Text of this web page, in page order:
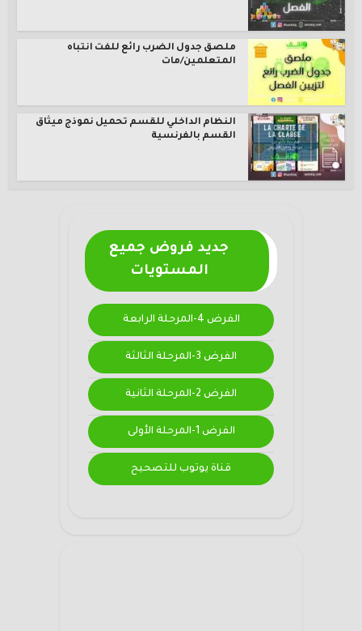
ملصق جدول الضرب رائع للفت انتباه
المتعلمين/مات
النظام الداخلي للقسم تحميل نموذج ميثاق
القسم بالفرنسية
جديد فروض جميع
المستويات
الفرض 4-المرحلة الرابعة
الفرض 3-المرحلة الثالثة
الفرض 2-المرحلة الثانية
الفرض 1-المرحلة الأولى
قناة يوتوب للتصحيح